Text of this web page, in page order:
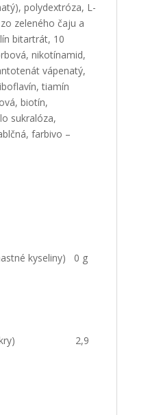
polydextróza, L-
zeleného čaju a
bitartrát, 10
nikotínamid,
vápenatý,
tiamín
biotín,
sukralóza,
farbivo –
kyseliny) 0 g
cukry) 2,9